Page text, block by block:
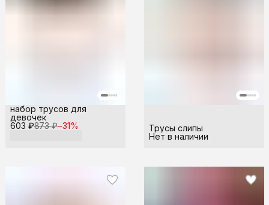
603 ₽873 ₽−31%
набор трусов для
девочек
Нет в наличии
Трусы слипы